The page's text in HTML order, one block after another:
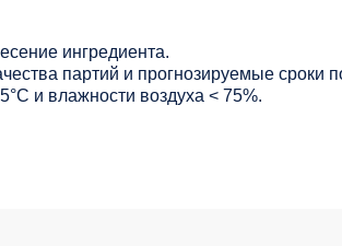
ингредиента.
партий и прогнозируемые сроки
и влажности воздуха < 75%.